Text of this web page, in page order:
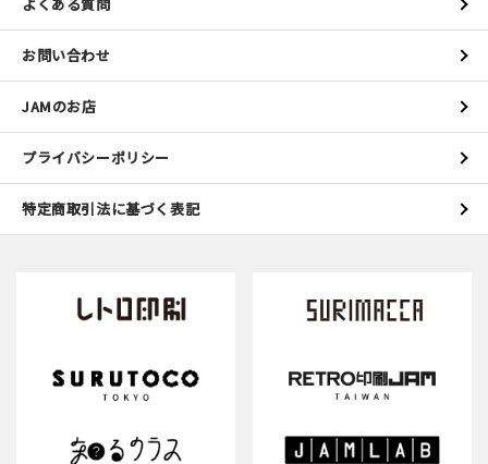
お問い合わせ
JAMのお店
プライバシーポリシー
特定商取引法に基づく表記